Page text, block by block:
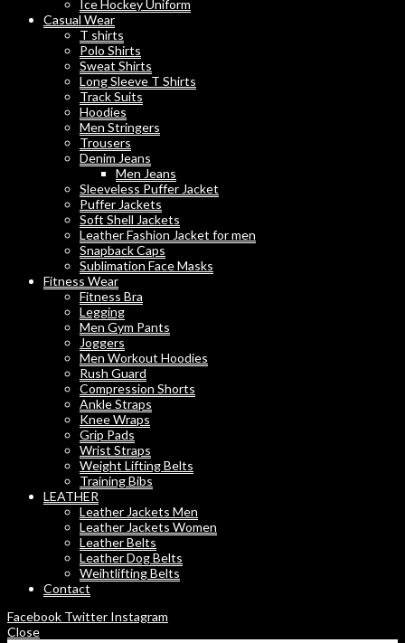
Ice Hockey Uniform
Casual Wear
T shirts
Polo Shirts
Sweat Shirts
Long Sleeve T Shirts
Track Suits
Hoodies
Men Stringers
Trousers
Denim Jeans
Men Jeans
Sleeveless Puffer Jacket
Puffer Jackets
Soft Shell Jackets
Leather Fashion Jacket for men
Snapback Caps
Sublimation Face Masks
Fitness Wear
Fitness Bra
Legging
Men Gym Pants
Joggers
Men Workout Hoodies
Rush Guard
Compression Shorts
Ankle Straps
Knee Wraps
Grip Pads
Wrist Straps
Weight Lifting Belts
Training Bibs
LEATHER
Leather Jackets Men
Leather Jackets Women
Leather Belts
Leather Dog Belts
Weihtlifting Belts
Contact
Facebook Twitter Instagram
Close